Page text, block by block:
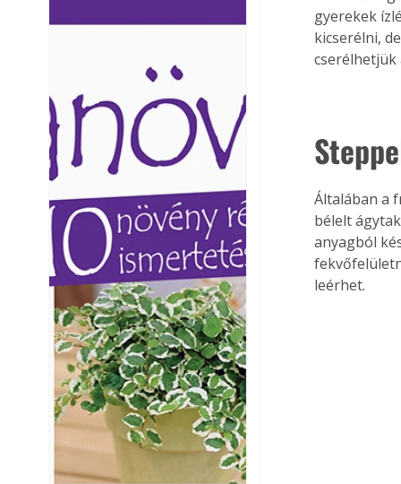
Ezermester
Laptapir kényelmes
mert: – t
gyerekek
kicserélni,
cserélhetjük
Általában a
bélelt
anyagból
leérhet.